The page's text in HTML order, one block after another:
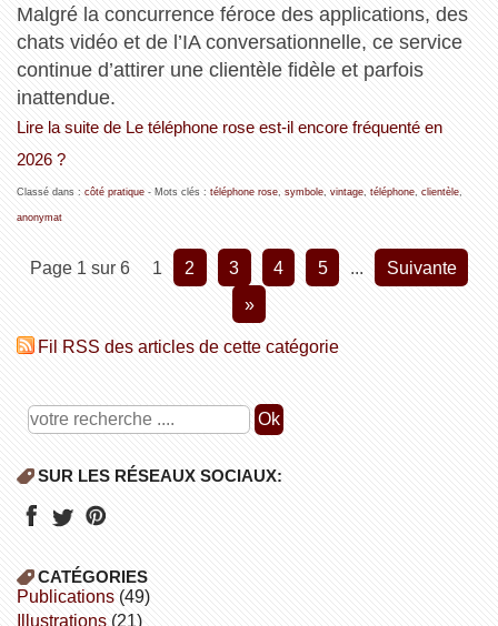
Malgré la concurrence féroce des applications, des
chats vidéo et de l’IA conversationnelle, ce service
continue d’attirer une clientèle fidèle et parfois
inattendue.
Lire la suite de Le téléphone rose est‑il encore fréquenté en
2026 ?
Classé dans : côté pratique- Mots clés : téléphone rose, symbole, vintage, téléphone, clientèle,
anonymat
Page 1 sur 6 1 2 3 4 5 ...
suivante
»
Fil RSS des articles de cette catégorie
SUR LES RÉSEAUX SOCIAUX:
CATÉGORIES
publications(49)
illustrations(21)